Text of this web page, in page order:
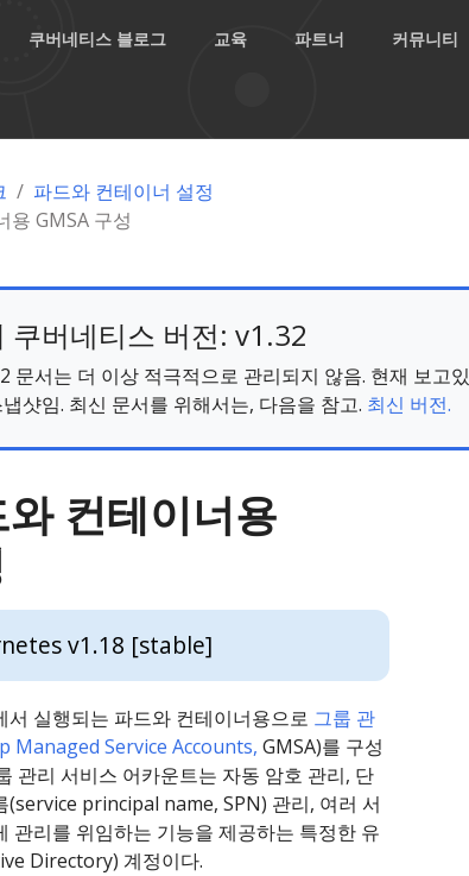
쿠버네티스 블로그 교육 파트너 커뮤니티
파드와 컨테이너 설정
용 GMSA 구성
쿠버네티스 버전: v1.32
문서는 더 이상 적극적으로 관리되지 않음. 현재 보고있
샷임. 최신 문서를 위해서는, 다음을 참고. 최신 버전.
컨테이너용
v1.18 [stable]
서 실행되는 파드와 컨테이너용으로 그룹 관
Managed Service Accounts, GMSA)를 구성
관리 서비스 어카운트는 자동 암호 관리, 단
(service principal name, SPN) 관리, 여러 서
관리를 위임하는 기능을 제공하는 특정한 유
Directory) 계정이다.